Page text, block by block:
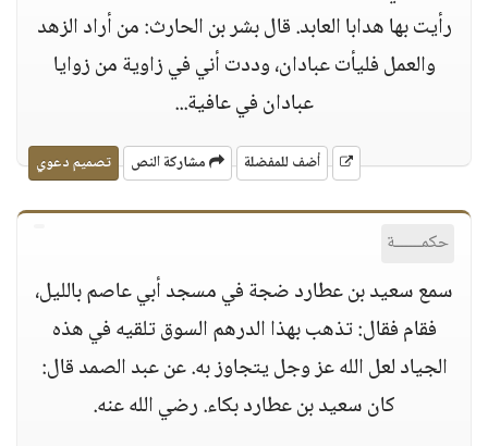
رأيت بها هدابا العابد. قال بشر بن الحارث: من أراد الزهد
والعمل فليأت عبادان، وددت أني في زاوية من زوايا
عبادان في عافية...
أضف للمفضلة مشاركة النص تصميم دعوي
حكمــــــة
سمع سعيد بن عطارد ضجة في مسجد أبي عاصم بالليل،
فقام فقال: تذهب بهذا الدرهم السوق تلقيه في هذه
الجياد لعل الله عز وجل يتجاوز به. عن عبد الصمد قال:
كان سعيد بن عطارد بكاء. رضي الله عنه.